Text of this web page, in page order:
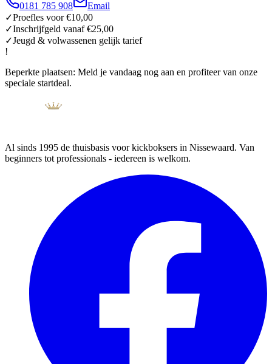
0181 785 908
Email
✓Proefles voor €10,00
✓Inschrijfgeld vanaf €25,00
✓Jeugd & volwassenen gelijk tarief
!
Beperkte plaatsen: Meld je vandaag nog aan en profiteer van onze
speciale startdeal.
Al sinds 1995 de thuisbasis voor kickboksers in Nissewaard. Van
beginners tot professionals - iedereen is welkom.